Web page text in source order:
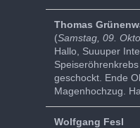
Thomas
(Samstag, 09.
Hallo, Suuuper
geschockt. Ende
Magenhochzug.
Wolfgang Fesl